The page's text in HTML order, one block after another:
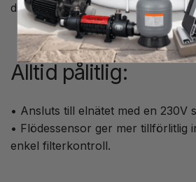
direkt på din smartphone.
Alltid pålitlig:
• Ansluts till elnätet med en 230V
• Flödessensor ger mer tillförlitlig
enkel filterkontroll.